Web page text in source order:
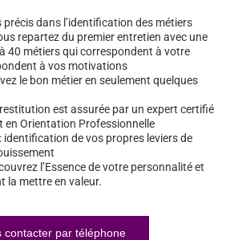
précis dans l’identification des métiers
repartez du premier entretien avec une
40 métiers qui correspondent à votre
à vos motivations
le bon métier en seulement quelques
est assurée par un expert certifié
en Orientation Professionnelle
: identification de vos propres leviers de
l’Essence de votre personnalité et
la mettre en valeur.
contacter par téléphone